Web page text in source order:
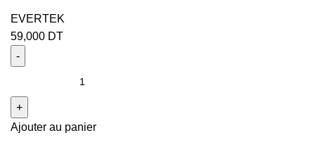
EVERTEK
59,000 DT
Ajouter au panier